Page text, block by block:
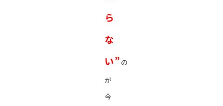
ら
な
い” の
が
今